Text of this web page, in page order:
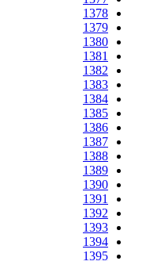
1378
1379
1380
1381
1382
1383
1384
1385
1386
1387
1388
1389
1390
1391
1392
1393
1394
1395